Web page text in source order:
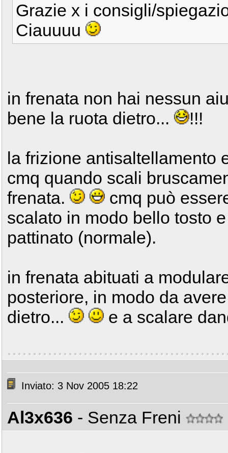
Grazie x i consigli/
Ciauuuu
in frenata non hai nessun
bene la ruota dietro...
!!!
la frizione antisaltellamento
cmq quando scali
frenata.
cmq può
scalato in modo bello tosto
pattinato (normale).
in frenata abituati a
posteriore, in modo da
dietro...
e a scalare
Inviato: 3 Nov 2005 18:22
Al3x636 - Senza Freni